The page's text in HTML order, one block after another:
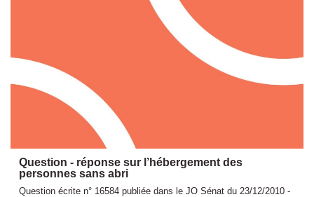
Question - réponse sur l’hébergement des
personnes sans abri
Question écrite n° 16584 publiée dans le JO Sénat du 23/12/2010 -